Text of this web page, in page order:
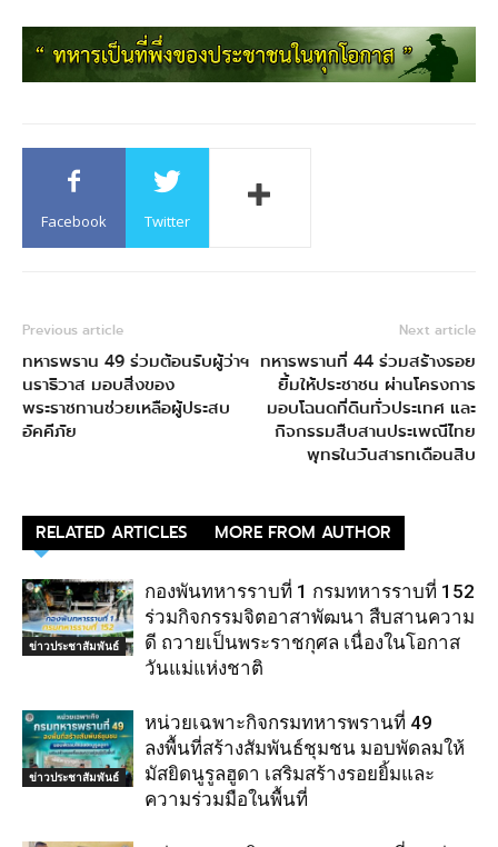
Facebook Twitter
Previous article
ทหารพราน 49 ร่วมต้อนรับผู้ว่าฯ
นราธิวาส มอบสิ่งของ
พระราชทานช่วยเหลือผู้ประสบ
อัคคีภัย
Next article
ทหารพรานที่ 44 ร่วมสร้างรอย
ยิ้มให้ประชาชน ผ่านโครงการ
มอบโฉนดที่ดินทั่วประเทศ และ
กิจกรรมสืบสานประเพณีไทย
พุทธในวันสารทเดือนสิบ
RELATED ARTICLES MORE FROM AUTHOR
ข่าวประชาสัมพันธ์
กองพันทหารราบที่ 1 กรมทหารราบที่ 152
ร่วมกิจกรรมจิตอาสาพัฒนา สืบสานความ
ดี ถวายเป็นพระราชกุศล เนื่องในโอกาส
วันแม่แห่งชาติ
ข่าวประชาสัมพันธ์
หน่วยเฉพาะกิจกรมทหารพรานที่ 49
ลงพื้นที่สร้างสัมพันธ์ชุมชน มอบพัดลมให้
มัสยิดนูรูลฮูดา เสริมสร้างรอยยิ้มและ
ความร่วมมือในพื้นที่